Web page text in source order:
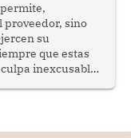
proveedor, sino
su
que estas
inexcusable
greet con